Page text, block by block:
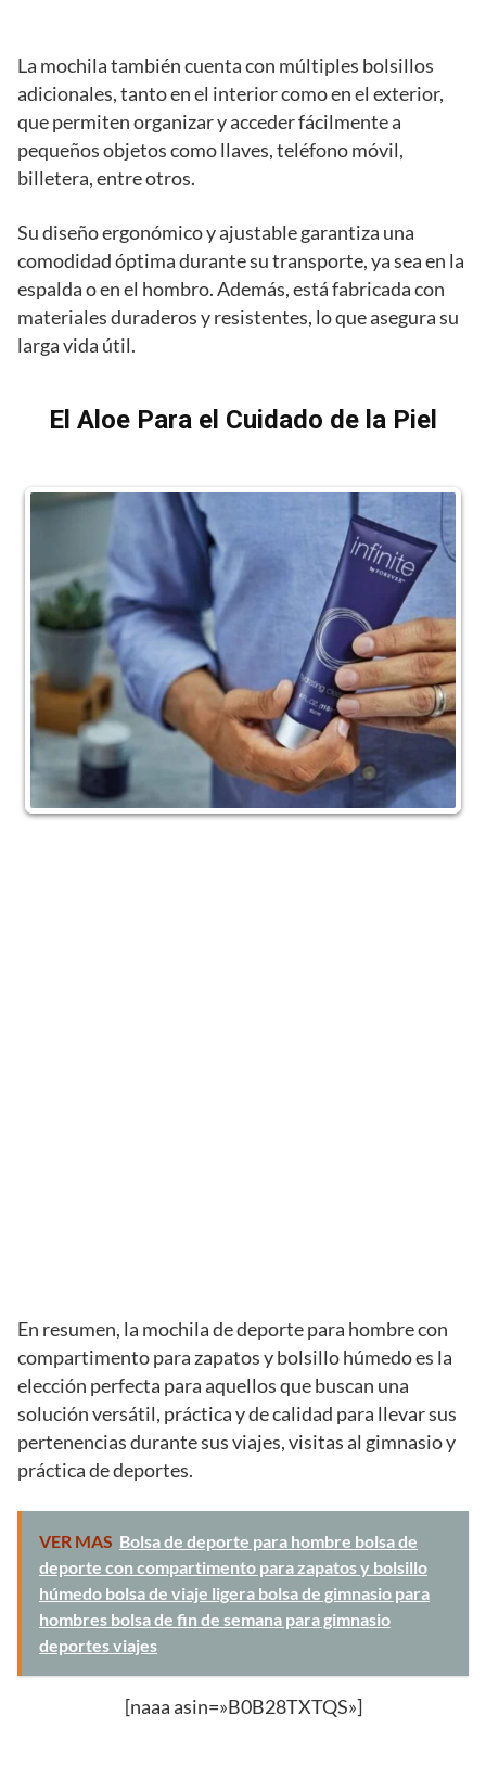
La mochila también cuenta con múltiples bolsillos
adicionales, tanto en el interior como en el exterior,
que permiten organizar y acceder fácilmente a
pequeños objetos como llaves, teléfono móvil,
billetera, entre otros.
Su diseño ergonómico y ajustable garantiza una
comodidad óptima durante su transporte, ya sea en la
espalda o en el hombro. Además, está fabricada con
materiales duraderos y resistentes, lo que asegura su
larga vida útil.
El Aloe Para el Cuidado de la Piel
En resumen, la mochila de deporte para hombre con
compartimento para zapatos y bolsillo húmedo es la
elección perfecta para aquellos que buscan una
solución versátil, práctica y de calidad para llevar sus
pertenencias durante sus viajes, visitas al gimnasio y
práctica de deportes.
VER MAS Bolsa de deporte para hombre bolsa de
deporte con compartimento para zapatos y bolsillo
húmedo bolsa de viaje ligera bolsa de gimnasio para
hombres bolsa de fin de semana para gimnasio
deportes viajes
[naaa asin=»B0B28TXTQS»]